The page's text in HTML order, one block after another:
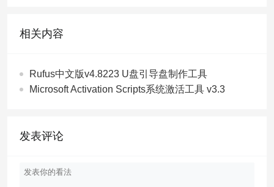
相关内容
Rufus中文版v4.8223 U盘引导盘制作工具
Microsoft Activation Scripts系统激活工具 v3.3
发表评论